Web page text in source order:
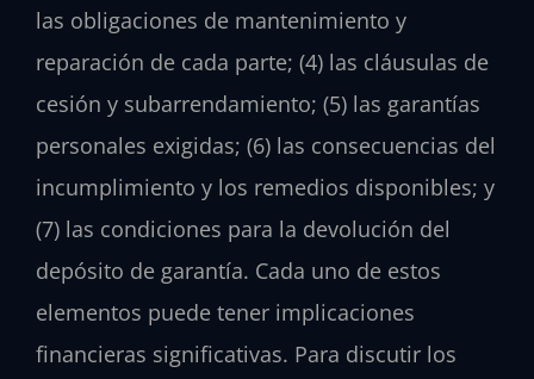
las obligaciones de mantenimiento y
reparación de cada parte; (4) las cláusulas de
cesión y subarrendamiento; (5) las garantías
personales exigidas; (6) las consecuencias del
incumplimiento y los remedios disponibles; y
(7) las condiciones para la devolución del
depósito de garantía. Cada uno de estos
elementos puede tener implicaciones
financieras significativas. Para discutir los